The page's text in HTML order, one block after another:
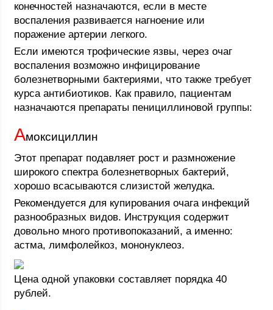
конечностей назначаются, если в месте
воспаления развивается нагноение или
поражение артерии легкого.
Если имеются трофические язвы, через очаг
воспаления возможно инфицирование
болезнетворными бактериями, что также требует
курса антибиотиков. Как правило, пациентам
назначаются препараты пенициллиновой группы:
Амоксициллин
Этот препарат подавляет рост и размножение
широкого спектра болезнетворных бактерий,
хорошо всасываются слизистой желудка.
Рекомендуется для купирования очага инфекций
разнообразных видов. Инструкция содержит
довольно много противопоказаний, а именно:
астма, лимфолейкоз, мононуклеоз.
Цена одной упаковки составляет порядка 40
рублей.